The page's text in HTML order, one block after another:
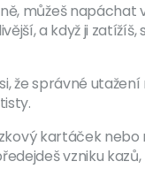
můžeš napáchat
a když ji zatížíš,
že správné
kartáček nebo
vzniku